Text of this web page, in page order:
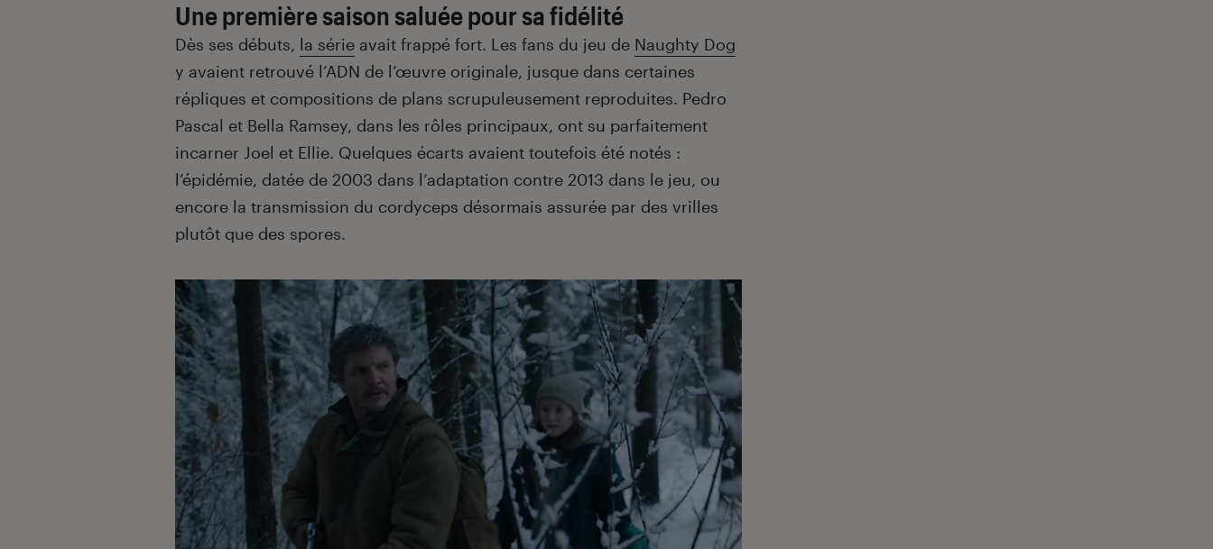
Une première saison saluée pour sa fidélité
Dès ses débuts, la série avait frappé fort. Les fans du jeu de Naughty Dog
y avaient retrouvé l’ADN de l’œuvre originale, jusque dans certaines
répliques et compositions de plans scrupuleusement reproduites. Pedro
Pascal et Bella Ramsey, dans les rôles principaux, ont su parfaitement
incarner Joel et Ellie. Quelques écarts avaient toutefois été notés :
l’épidémie, datée de 2003 dans l’adaptation contre 2013 dans le jeu, ou
encore la transmission du cordyceps désormais assurée par des vrilles
plutôt que des spores.